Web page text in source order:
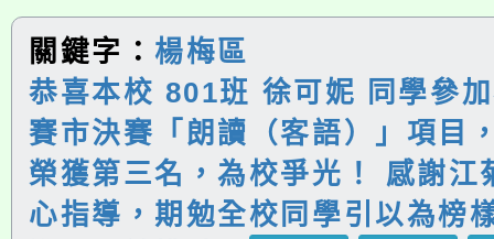
關鍵字： 楊梅區
恭喜本校 801班 徐可妮 同學參
賽市決賽「朗讀（客語）」項目
榮獲第三名，為校爭光！ 感謝江
心指導，期勉全校同學引以為榜